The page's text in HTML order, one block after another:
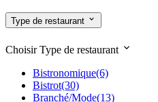
Opéra(10)
Pigalle(3)
Poissonnière(4)
Quatre Septembre
Richelieu Drouot(3)
Rome(1)
Type de restaurant
Choisir Type de restaurant
Bistronomique(6)
Bistrot(30)
Branché/Mode(13)